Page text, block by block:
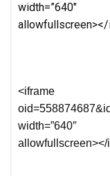
width=”640″
<iframe
width=”640″
allowfullscreen></